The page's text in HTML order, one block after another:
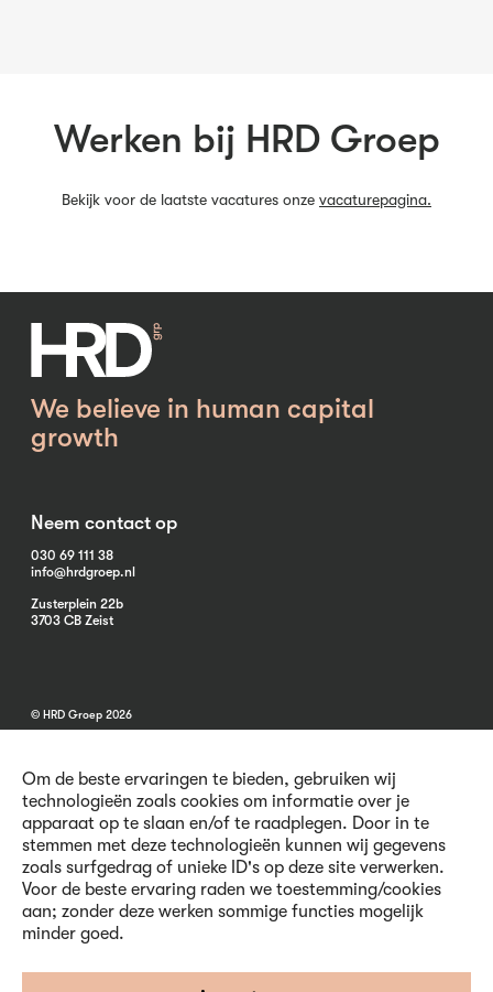
Om de beste ervaringen te bieden, gebruiken wij
technologieën zoals cookies om informatie over je
apparaat op te slaan en/of te raadplegen. Door in te
stemmen met deze technologieën kunnen wij gegevens
zoals surfgedrag of unieke ID's op deze site verwerken.
Voor de beste ervaring raden we toestemming/cookies
aan; zonder deze werken sommige functies mogelijk
minder goed.
Werken bij HRD Groep
Bekijk voor de laatste vacatures onze vacaturepagina.
We believe in human capital
growth
Neem contact op
030 69 111 38
info@hrdgroep.nl
Zusterplein 22b
3703 CB Zeist
© HRD Groep 2026
Algemene informatie
Contact
Voorwaarden
Privacy en Cookies
Volg ons